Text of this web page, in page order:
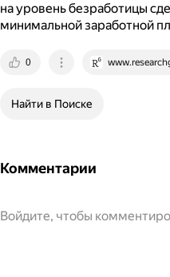
на уровень безработицы
минимальной заработной
0
Найти в Поиске
Комментарии
Войдите, чтобы